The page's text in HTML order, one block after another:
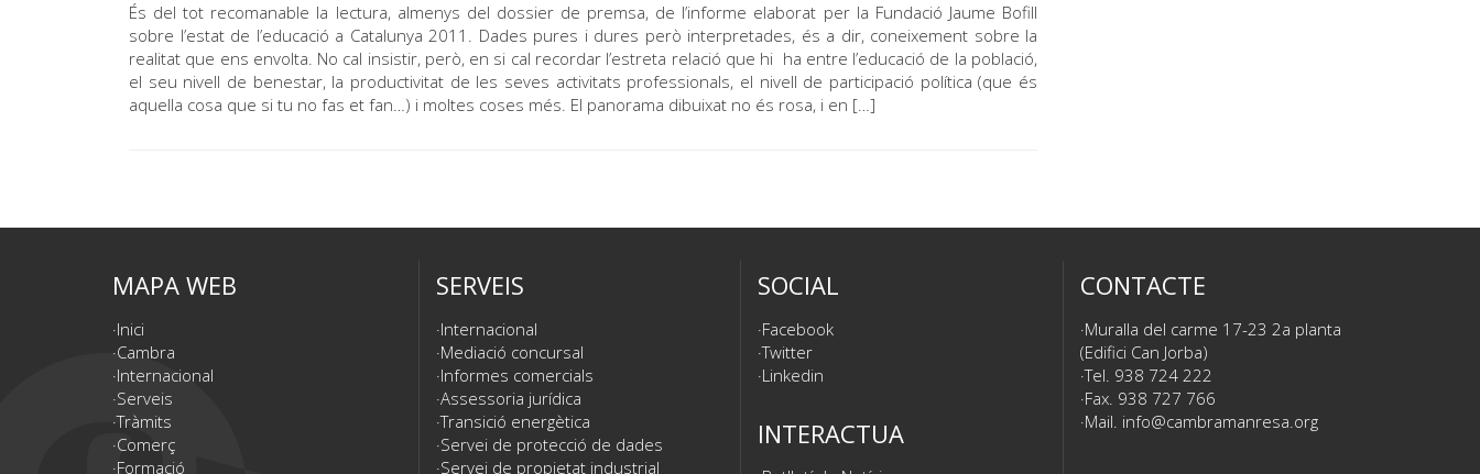
És del tot recomanable la lectura, almenys del dossier de premsa, de l’informe elaborat per la Fundació Jaume Bofill
sobre l’estat de l’educació a Catalunya 2011. Dades pures i dures però interpretades, és a dir, coneixement sobre la
realitat que ens envolta. No cal insistir, però, en si cal recordar l’estreta relació que hi ha entre l’educació de la població,
el seu nivell de benestar, la productivitat de les seves activitats professionals, el nivell de participació política (que és
aquella cosa que si tu no fas et fan…) i moltes coses més. El panorama dibuixat no és rosa, i en […]
MAPA WEB
Inici
Cambra
Internacional
Serveis
Tràmits
Comerç
Formació
SERVEIS
Internacional
Mediació concursal
Informes comercials
Assessoria jurídica
Transició energètica
Servei de protecció de dades
Servei de propietat industrial
SOCIAL
Facebook
Twitter
Linkedin
INTERACTUA
CONTACTE
Muralla del carme 17-23 2a planta
(Edifici Can Jorba)
Tel. 938 724 222
Fax. 938 727 766
Mail. info@cambramanresa.org